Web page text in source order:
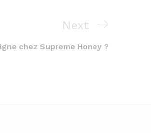
Next
Post
Next
chez Supreme Honey ?